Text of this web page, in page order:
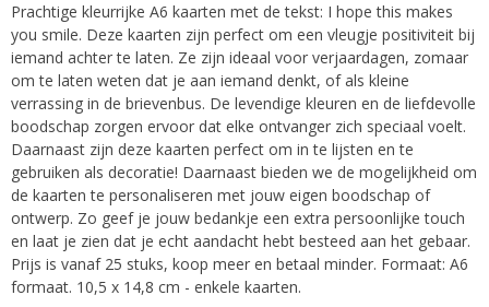
Prachtige kleurrijke A6 kaarten met de tekst: I hope this makes
you smile. Deze kaarten zijn perfect om een vleugje positiviteit bij
iemand achter te laten. Ze zijn ideaal voor verjaardagen, zomaar
om te laten weten dat je aan iemand denkt, of als kleine
verrassing in de brievenbus. De levendige kleuren en de liefdevolle
boodschap zorgen ervoor dat elke ontvanger zich speciaal voelt.
Daarnaast zijn deze kaarten perfect om in te lijsten en te
gebruiken als decoratie! Daarnaast bieden we de mogelijkheid om
de kaarten te personaliseren met jouw eigen boodschap of
ontwerp. Zo geef je jouw bedankje een extra persoonlijke touch
en laat je zien dat je echt aandacht hebt besteed aan het gebaar.
Prijs is vanaf 25 stuks, koop meer en betaal minder. Formaat: A6
formaat. 10,5 x 14,8 cm - enkele kaarten.